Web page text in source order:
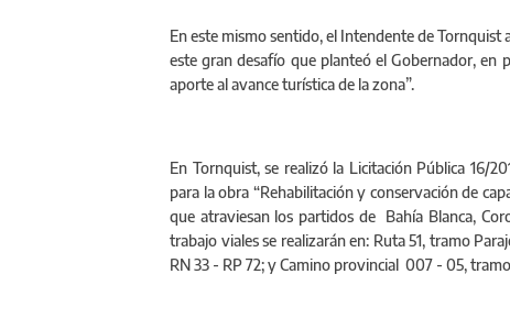
En este mismo sentido, el Intendente de
este gran desafío que planteó el Gobernador, en
aporte al avance turística de la zona”.
En Tornquist, se realizó la Licitación Pública 16/
para la obra “Rehabilitación y conservación de
que atraviesan los partidos de Bahía Blanca,
trabajo viales se realizarán en: Ruta 51, tramo
RN 33 - RP 72; y Camino provincial 007 - 05, tramo